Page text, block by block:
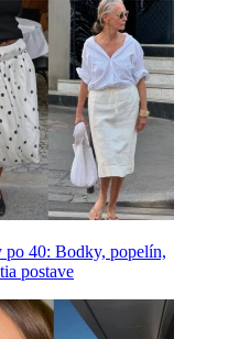
po 40: Bodky, popelín,
postave